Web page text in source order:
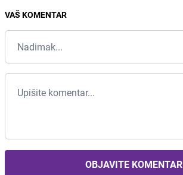
VAŠ KOMENTAR
OBJAVITE KOMENTAR